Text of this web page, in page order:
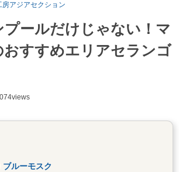
房アジアセクション
プールだけじゃない！マ
おすすめエリアセランゴ
ブルーモスク